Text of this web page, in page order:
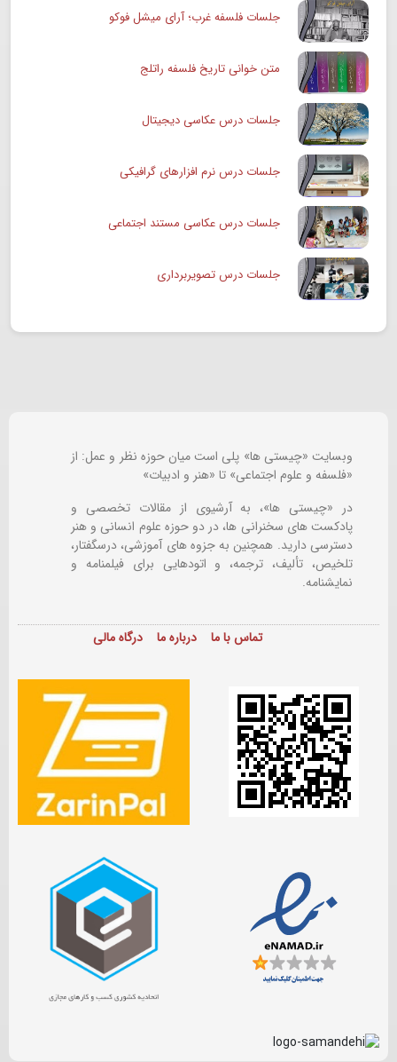
جلسات فلسفه غرب؛ آرای میشل فوکو
متن خوانی تاریخ فلسفه راتلج
جلسات درس عکاسی دیجیتال
جلسات درس نرم افزارهای گرافیکی
جلسات درس عکاسی مستند اجتماعی
جلسات درس تصویربرداری
وبسایت «چیستی ها» پلی است میان حوزه نظر و عمل: از
«فلسفه و علوم اجتماعی» تا «هنر و ادبیات»
در «چیستی ها»، به آرشیوی از مقالات تخصصی و
پادکست های سخنرانی ها، در دو حوزه علوم انسانی و هنر
دسترسی دارید. همچنین به جزوه های آموزشی، درسگفتار،
تلخیص، تألیف، ترجمه، و اتودهایی برایفیلمنامه و
نمایشنامه.
تماس با ما درباره ما درگاه مالی